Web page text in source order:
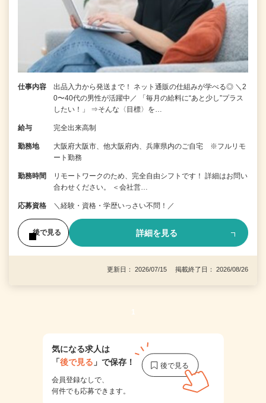
仕事内容
出品入力から発送まで！ ネット通販の仕組みが学べる◎ ＼2
0〜40代の男性が活躍中／ 「毎月の給料に“あと少し”プラス
したい！」 ⇒そんな〈目標〉を…
給与 完全出来高制
勤務地
大阪府大阪市、他大阪府内、兵庫県内のご自宅 ※フルリモ
ート勤務
勤務時間
リモートワークのため、完全自由シフトです！ 詳細はお問い
合わせください。 ＜会社営…
応募資格 ＼経験・資格・学歴いっさい不問！／
後で見る 詳細を見る
更新日： 2026/07/15 掲載終了日： 2026/08/26
1
気になる求人は
「後で見る 」で保存！
会員登録なしで、
何件でも応募できます。